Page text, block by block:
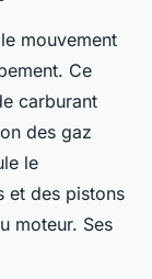
mouvement
Ce
carburant
des gaz
le
et des pistons
moteur. Ses